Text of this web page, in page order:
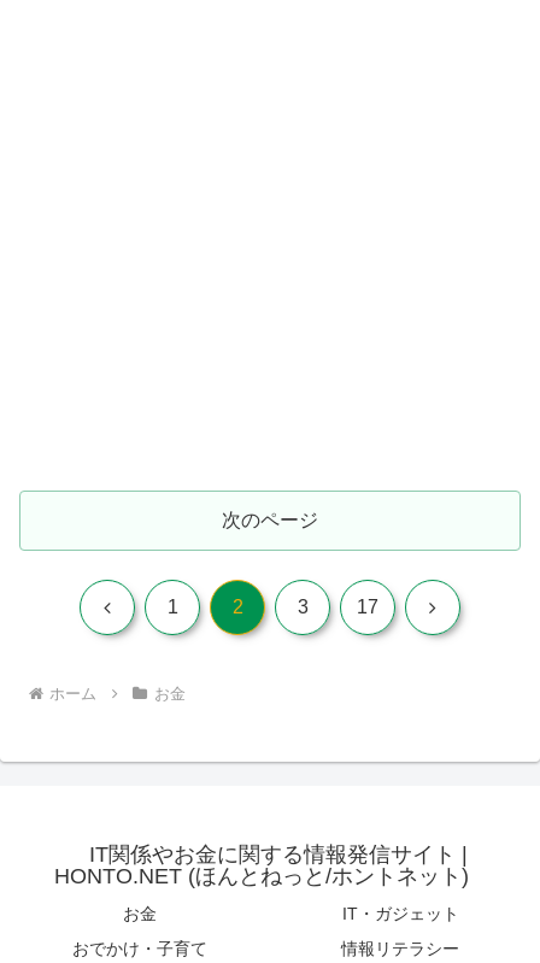
次のページ
前 1 2 3 17 次
ホーム お金
IT関係やお金に関する情報発信サイト |
HONTO.NET (ほんとねっと/ホントネット)
お金
IT・ガジェット
おでかけ・子育て
情報リテラシー